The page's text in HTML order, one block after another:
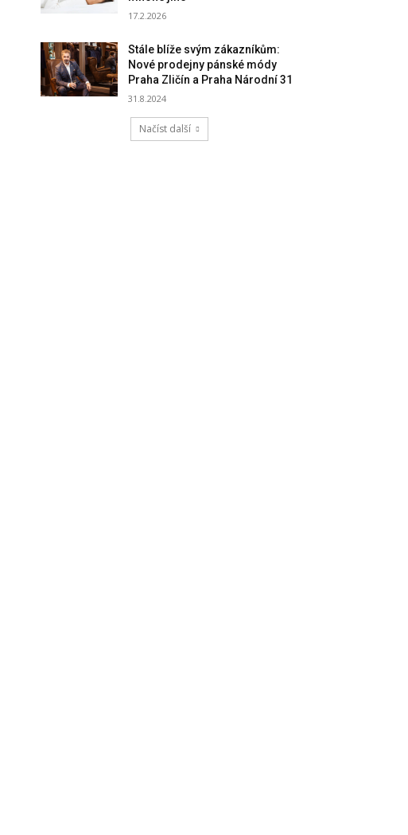
17.2.2026
Stále blíže svým zákazníkům:
Nové prodejny pánské módy
Praha Zličín a Praha Národní 31
31.8.2024
Načíst další